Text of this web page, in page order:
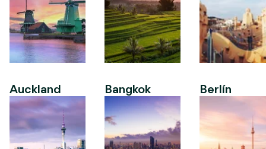
Auckland Bangkok Berlín